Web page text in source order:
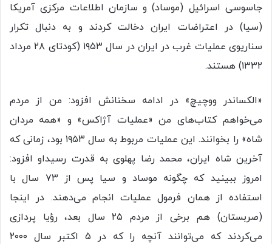
جاسوسی اسرائیل (موساد) و سازمان اطلاعات مرکزی آمریکا
(سیا) در اعتراضات ایران دخالت کردند و به دنبال تکرار
سناریوی عملیات غرب در ایران در سال ۱۹۵۳ (کودتای ۲۸ مرداد
۱۳۳۲) هستند.
«الکساندر ووچیچ» در ادامه سخنانش افزود: من از مردم
می‌خواهم کتاب‌های من «عملیات آژاکس» و «همه مردان
شاه» را بخوانند. این عملیات مربوط به سال ۱۹۵۳ بود، زمانی که
آخرین شاه ایران، محمد رضا پهلوی به قدرت رسیداو افزود:
امروز ببینید که چگونه موساد و سیا پس از ۷۳ سال با
استفاده از همان فرمول عملیات انجام می‌دهند. در اینجا
(صربستان) هم برخی از مردم ۲۵ سال بعد، رؤیا پردازی
می‌کردند که می‌توانند آنچه را که در ۵ اکتبر سال ۲۰۰۰